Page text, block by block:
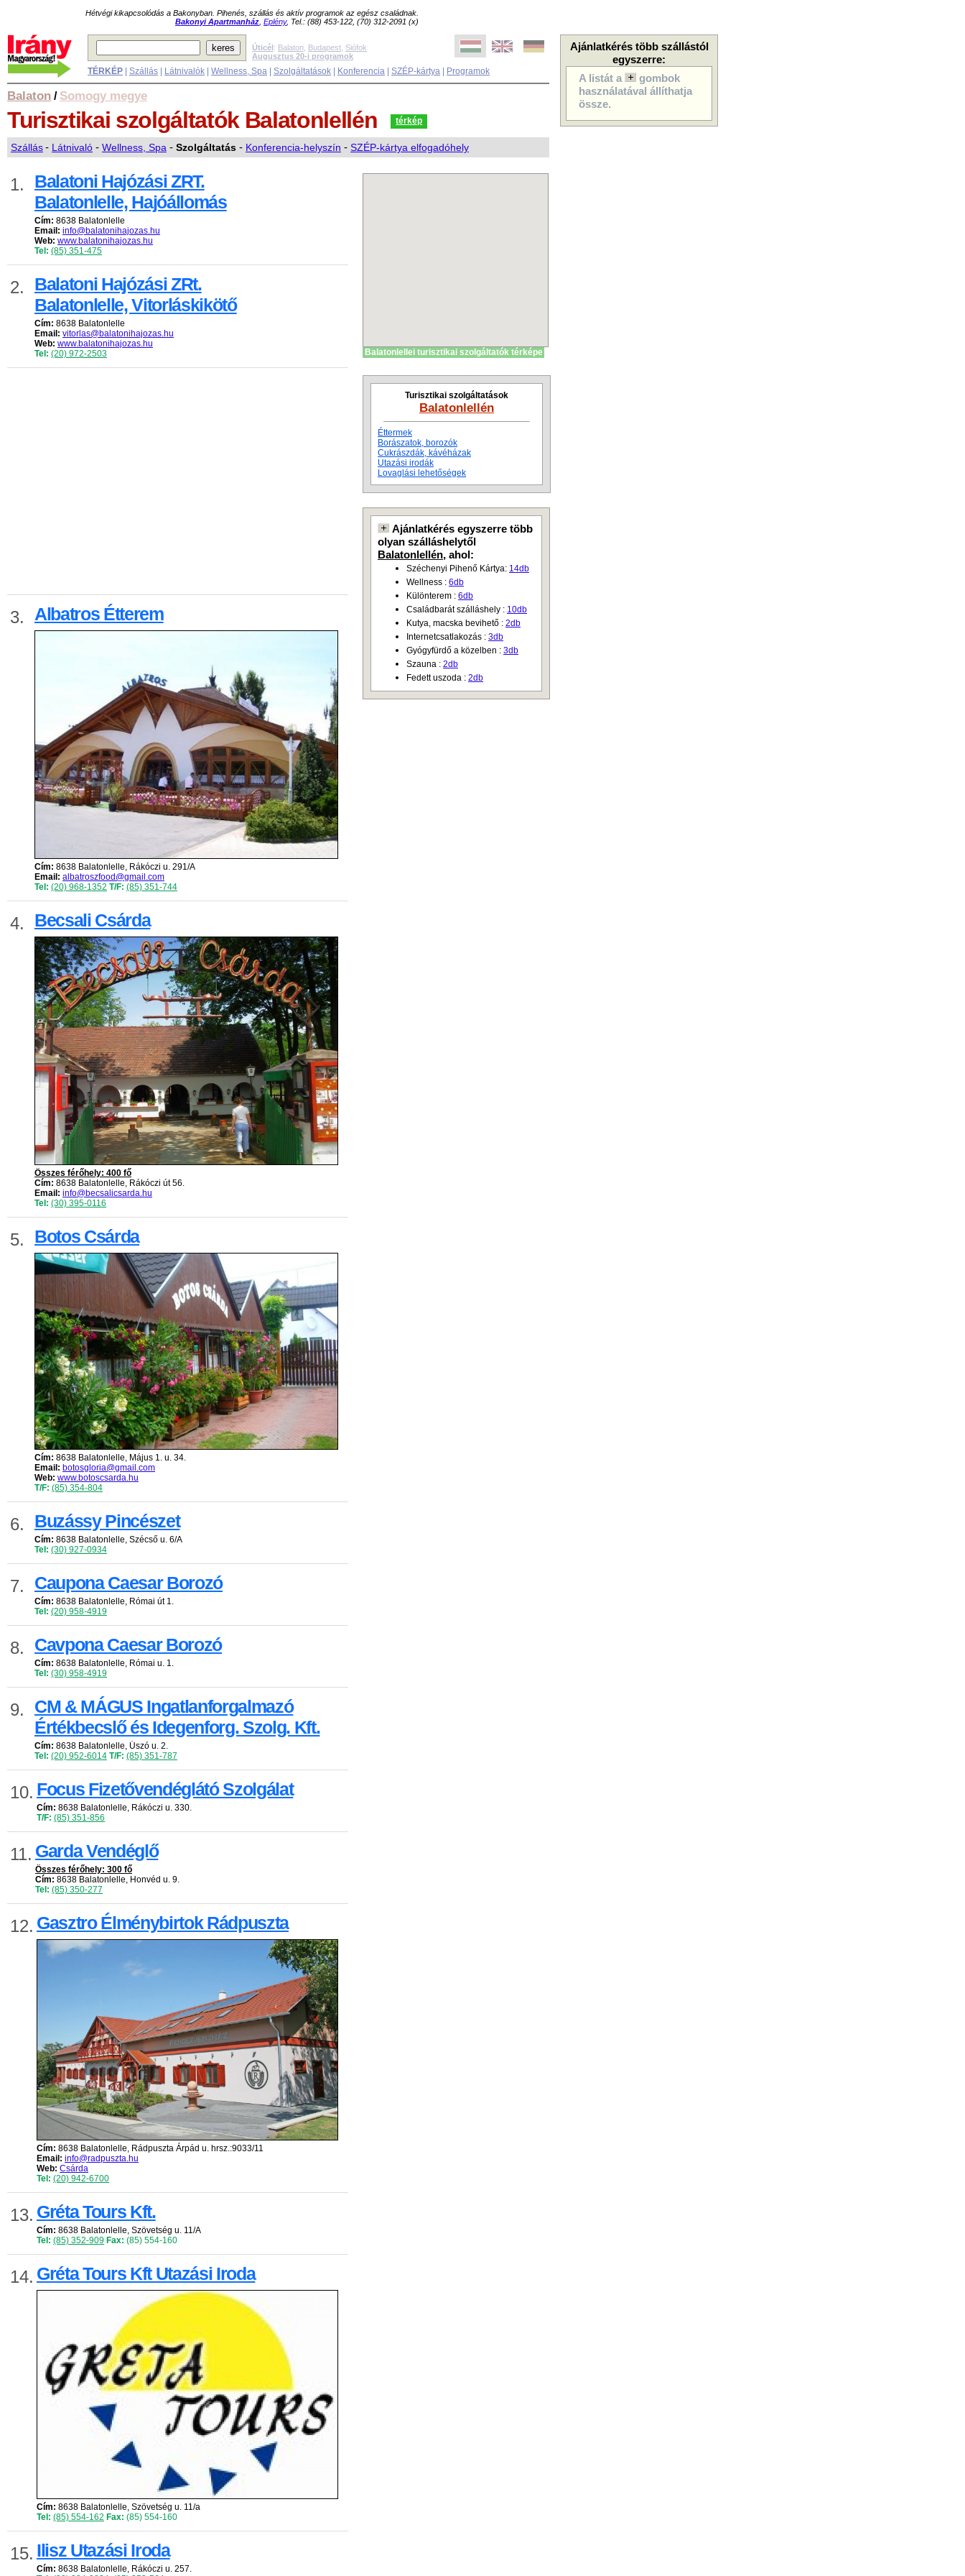
Hétvégi kikapcsolódás a Bakonyban. Pihenés, szállás és aktív programok az egész családnak.
Bakonyi Apartmanház Eplény, Tel.: (88) 453-122, (70) 312-2091 (x)
Ajánlatkérés több szállástól
egyszerre:
A listát a
gombok
használatával állíthatja
össze.
Úticél: Balaton Budapest Siófok
Augusztus 20-i programok
TÉRKÉP Szállás Látnivalók Wellness, Spa Szolgáltatások Konferencia SZÉP-kártya Programok
Balaton / Somogy megye
Turisztikai szolgáltatók Balatonlellén térkép
Szállás- Látnivaló - Wellness, Spa - Szolgáltatás - Konferencia-helyszín - SZÉP-kártya elfogadóhely
1.
Balatoni Hajózási ZRT.
Balatonlelle, Hajóállomás
Cím: 8638 Balatonlelle
Email: info@balatonihajozas.hu
Web: www.balatonihajozas.hu
Tel: (85) 351-475
2.
Balatoni Hajózási ZRt.
Balatonlelle, Vitorláskikötő
Cím: 8638 Balatonlelle
Email: vitorlas@balatonihajozas.hu
Web: www.balatonihajozas.hu
Tel: (20) 972-2503
3. Albatros Étterem
Cím: 8638 Balatonlelle, Rákóczi u. 291/A
Email: albatroszfood@gmail.com
Tel: (20) 968-1352 T/F: (85) 351-744
4. Becsali Csárda
Összes férőhely: 400 fő
Cím: 8638 Balatonlelle, Rákóczi út 56.
Email: info@becsalicsarda.hu
Tel: (30) 395-0116
5. Botos Csárda
Cím: 8638 Balatonlelle, Május 1. u. 34.
Email: botosgloria@gmail.com
Web: www.botoscsarda.hu
T/F: (85) 354-804
6. Buzássy Pincészet
Cím: 8638 Balatonlelle, Szécső u. 6/A
Tel: (30) 927-0934
7. Caupona Caesar Borozó
Cím: 8638 Balatonlelle, Római út 1.
Tel: (20) 958-4919
8. Cavpona Caesar Borozó
Cím: 8638 Balatonlelle, Római u. 1.
Tel: (30) 958-4919
9.
CM & MÁGUS Ingatlanforgalmazó
Értékbecslő és Idegenforg. Szolg. Kft.
Cím: 8638 Balatonlelle, Úszó u. 2.
Tel: (20) 952-6014 T/F: (85) 351-787
10. Focus Fizetővendéglátó Szolgálat
Cím: 8638 Balatonlelle, Rákóczi u. 330.
T/F: (85) 351-856
11. Garda Vendéglő
Összes férőhely: 300 fő
Cím: 8638 Balatonlelle, Honvéd u. 9.
Tel: (85) 350-277
12. Gasztro Élménybirtok Rádpuszta
Cím: 8638 Balatonlelle, Rádpuszta Árpád u. hrsz.:9033/11
Email: info@radpuszta.hu
Web: Csárda
Tel: (20) 942-6700
13. Gréta Tours Kft.
Cím: 8638 Balatonlelle, Szövetség u. 11/A
Tel: (85) 352-909 Fax: (85) 554-160
14. Gréta Tours Kft Utazási Iroda
Cím: 8638 Balatonlelle, Szövetség u. 11/a
Tel: (85) 554-162 Fax: (85) 554-160
15. Ilisz Utazási Iroda
Cím: 8638 Balatonlelle, Rákóczi u. 257.
Balatonlellei turisztikai szolgáltatók térképe
Turisztikai szolgáltatások
Balatonlellén
Éttermek
Borászatok, borozók
Cukrászdák, kávéházak
Utazási irodák
Lovaglási lehetőségek
Ajánlatkérés egyszerre több
olyan szálláshelytől
Balatonlellén, ahol:
Széchenyi Pihenő Kártya: 14db
Wellness : 6db
Különterem : 6db
Családbarát szálláshely : 10db
Kutya, macska bevihető : 2db
Internetcsatlakozás : 3db
Gyógyfürdő a közelben : 3db
Szauna : 2db
Fedett uszoda : 2db